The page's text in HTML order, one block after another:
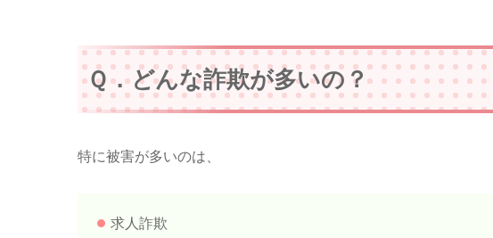
Ｑ．どんな詐欺が多いの？
特に被害が多いのは、
求人詐欺